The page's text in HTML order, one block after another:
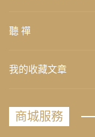
聽 禪
我的收藏文章
商城服務